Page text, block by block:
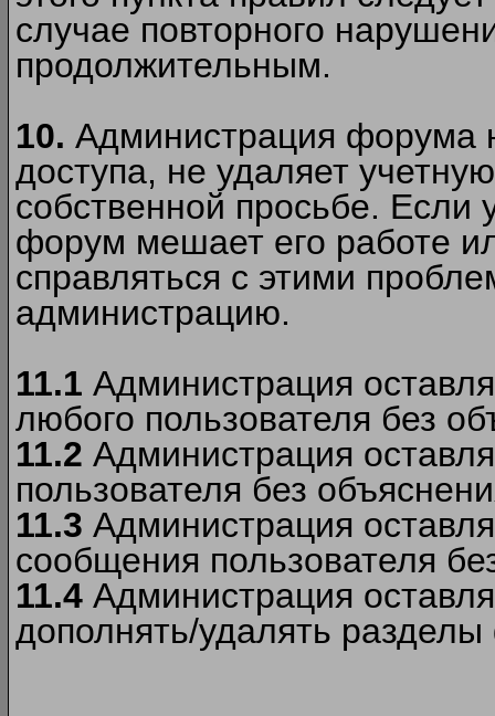
случае повторного
продолжительным.
10. Администрация форума
доступа, не удаляет
собственной просьбе. Если
форум мешает его работе
справляться с этими
администрацию.
11.1 Администрация
любого пользователя без
11.2 Администрация
пользователя без
11.3 Администрация
сообщения пользователя
11.4 Администрация
дополнять/удалять